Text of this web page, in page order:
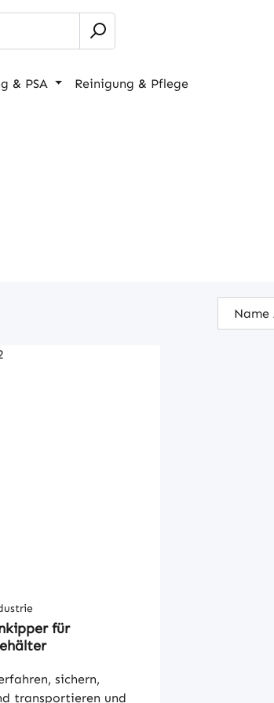
& PSA Reinigung & Pflege
für
sichern,
transportieren und